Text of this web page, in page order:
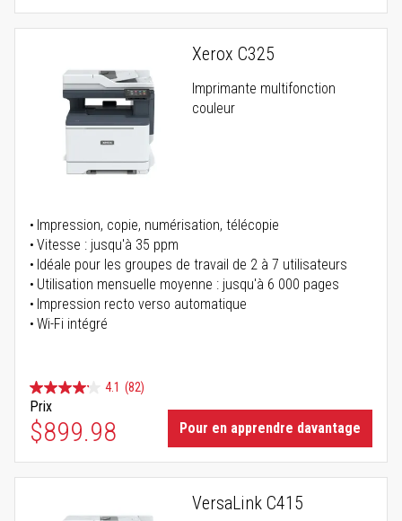
Xerox C325
Imprimante multifonction
couleur
Impression, copie, numérisation, télécopie
Vitesse : jusqu'à 35 ppm
Idéale pour les groupes de travail de 2 à 7 utilisateurs
Utilisation mensuelle moyenne : jusqu'à 6 000 pages
Impression recto verso automatique
Wi-Fi intégré
4.1 (82)
Prix
$899.98 Pour en apprendre davantage
VersaLink C415